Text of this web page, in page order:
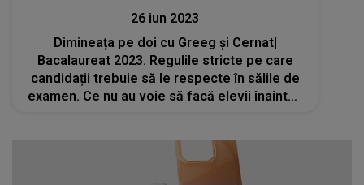
26 iun 2023
Dimineața pe doi cu Greeg și Cernat|
Bacalaureat 2023. Regulile stricte pe care
candidații trebuie să le respecte în sălile de
examen. Ce nu au voie să facă elevii înaintea